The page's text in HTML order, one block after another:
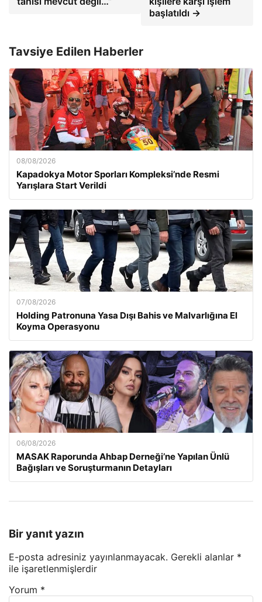
başlatıldı →
Tavsiye Edilen Haberler
08/08/2026
Kapadokya Motor Sporları Kompleksi’nde Resmi
Yarışlara Start Verildi
07/08/2026
Holding Patronuna Yasa Dışı Bahis ve Malvarlığına El
Koyma Operasyonu
06/08/2026
MASAK Raporunda Ahbap Derneği’ne Yapılan Ünlü
Bağışları ve Soruşturmanın Detayları
Bir yanıt yazın
E-posta adresiniz yayınlanmayacak. Gerekli alanlar *
ile işaretlenmişlerdir
Yorum *